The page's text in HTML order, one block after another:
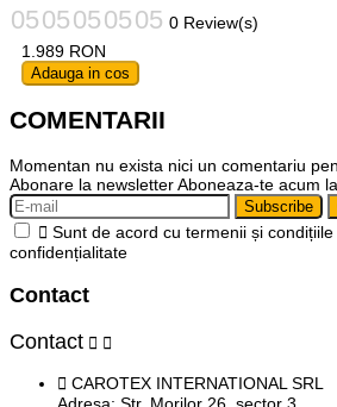
0 Review(s)
1.989 RON
Adauga in cos
COMENTARII
Momentan nu exista nici un comentariu
Abonare la newsletterAboneaza-te acum
 Sunt de acord cu termenii și
confidențialitate
Contact
Contact  
 CAROTEX INTERNATIONAL SRL
Adresa: Str. Morilor 26, sector 3,